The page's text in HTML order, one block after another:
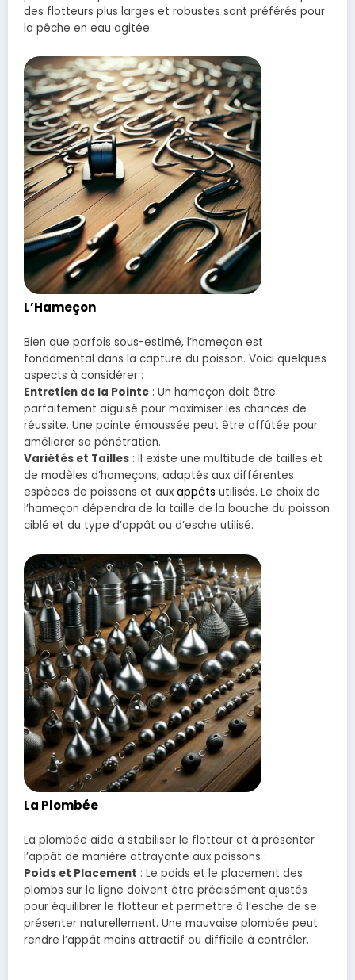
des flotteurs plus larges et robustes sont préférés pour
la pêche en eau agitée.
L’Hameçon
Bien que parfois sous-estimé, l’hameçon est
fondamental dans la capture du poisson. Voici quelques
aspects à considérer :
Entretien de la Pointe : Un hameçon doit être
parfaitement aiguisé pour maximiser les chances de
réussite. Une pointe émoussée peut être affûtée pour
améliorer sa pénétration.
Variétés et Tailles : Il existe une multitude de tailles et
de modèles d’hameçons, adaptés aux différentes
espèces de poissons et aux appâts utilisés. Le choix de
l’hameçon dépendra de la taille de la bouche du poisson
ciblé et du type d’appât ou d’esche utilisé.
La Plombée
La plombée aide à stabiliser le flotteur et à présenter
l’appât de manière attrayante aux poissons :
Poids et Placement : Le poids et le placement des
plombs sur la ligne doivent être précisément ajustés
pour équilibrer le flotteur et permettre à l’esche de se
présenter naturellement. Une mauvaise plombée peut
rendre l’appât moins attractif ou difficile à contrôler.